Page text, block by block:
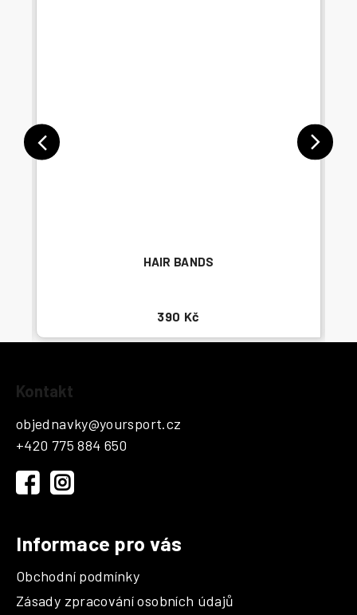
HAIR BANDS
390 Kč
Kontakt
objednavky@yoursport.cz
+420 775 884 650
Informace pro vás
Obchodní podmínky
Zásady zpracování osobních údajů